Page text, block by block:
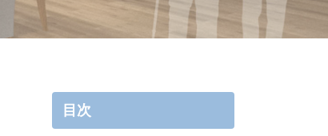
目次